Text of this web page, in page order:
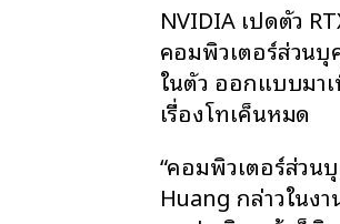
NVIDIA เปิดตัว
คอมพิวเตอร์ส่วนบุ
ในตัว ออกแบบมา
เรื่องโทเค็นหมด
“คอมพิวเตอร์ส่วน
Huang กล่าวในงา